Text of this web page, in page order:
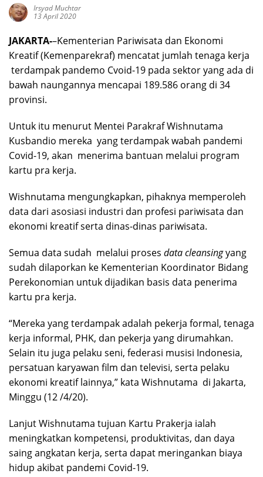
Irsyad Muchtar
13 April 2020
JAKARTA-–Kementerian Pariwisata dan Ekonomi
Kreatif (Kemenparekraf) mencatat jumlah tenaga kerja
terdampak pandemo Cvoid-19 pada sektor yang ada di
bawah naungannya mencapai 189.586 orang di 34
provinsi.
Untuk itu menurut Mentei Parakraf Wishnutama
Kusbandio mereka yang terdampak wabah pandemi
Covid-19, akan menerima bantuan melalui program
kartu pra kerja.
Wishnutama mengungkapkan, pihaknya memperoleh
data dari asosiasi industri dan profesi pariwisata dan
ekonomi kreatif serta dinas-dinas pariwisata.
Semua data sudah melalui proses data cleansingyang
sudah dilaporkan ke Kementerian Koordinator Bidang
Perekonomian untuk dijadikan basis data penerima
kartu pra kerja.
“Mereka yang terdampak adalah pekerja formal, tenaga
kerja informal, PHK, dan pekerja yang dirumahkan.
Selain itu juga pelaku seni, federasi musisi Indonesia,
persatuan karyawan film dan televisi, serta pelaku
ekonomi kreatif lainnya,” kata Wishnutama di Jakarta,
Minggu (12 /4/20).
Lanjut Wishnutama tujuan Kartu Prakerja ialah
meningkatkan kompetensi, produktivitas, dan daya
saing angkatan kerja, serta dapat meringankan biaya
hidup akibat pandemi Covid-19.